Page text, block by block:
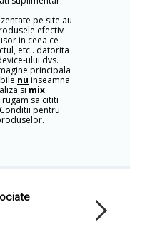
pe site au
efectiv
in ceea ce
etc.. datorita
ului dvs.
principala
nu inseamna
si mix.
rugam sa cititi
pentru